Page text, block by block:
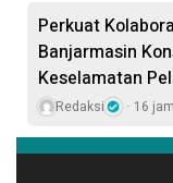
Perkuat
Banjarmasin
Keselamatan
Redaksi 16 jam